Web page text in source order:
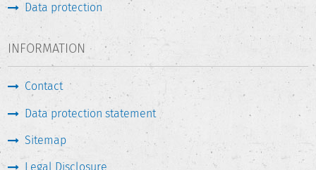
Data protection
INFORMATION
Contact
Data protection statement
Sitemap
Legal Disclosure